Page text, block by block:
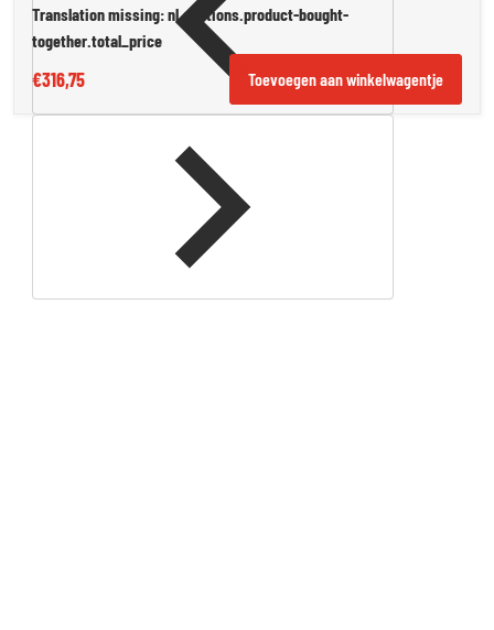
Translation missing: nl.sections.product-bought-
together.total_price
€316,75 Toevoegen aan winkelwagentje